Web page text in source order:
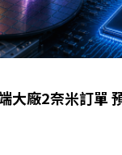
大廠2奈米訂單